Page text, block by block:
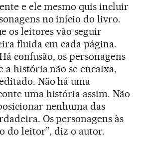
e ele mesmo quis incluir
no início do livro.
os leitores vão seguir
fluida em cada página.
confusão, os personagens
a história não se encaixa,
Não há uma
uma história assim. Não
nenhuma das
Os personagens às
do leitor”, diz o autor.